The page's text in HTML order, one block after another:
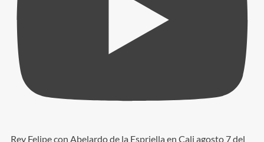
Rey Felipe con Abelardo de la Espriella en Cali agosto 7 del